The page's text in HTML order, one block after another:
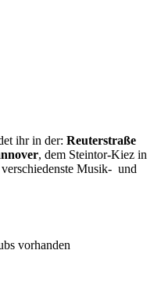
ihr in der: Reuterstraße
, dem Steintor-Kiez in
Musik- und
vorhanden